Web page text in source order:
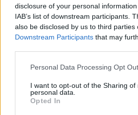
disclosure of your personal
IAB’s list of downstream participants.
also be disclosed by us to third parties
Downstream Participants that may
Personal Data Processing Opt
I want to opt-out of the Sharing of
personal data.
Opted In
Nem csak
– 8 arborétum,
érdemes
ÉLŐ BOLYGÓNK